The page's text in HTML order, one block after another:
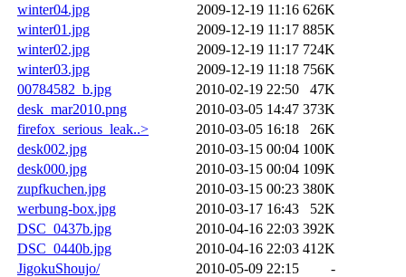
winter04.jpg
2009-12-19 11:16 626K
winter01.jpg
2009-12-19 11:17 885K
winter02.jpg
2009-12-19 11:17 724K
winter03.jpg
2009-12-19 11:18 756K
00784582_b.jpg
2010-02-19 22:50
47K
desk_mar2010.png
2010-03-05 14:47 373K
firefox_serious_leak..>
2010-03-05 16:18
26K
desk002.jpg
2010-03-15 00:04 100K
desk000.jpg
2010-03-15 00:04 109K
zupfkuchen.jpg
2010-03-15 00:23 380K
werbung-box.jpg
2010-03-17 16:43
52K
DSC_0437b.jpg
2010-04-16 22:03 392K
DSC_0440b.jpg
2010-04-16 22:03 412K
JigokuShoujo/
2010-05-09 22:15
-